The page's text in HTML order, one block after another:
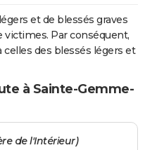
et de blessés graves
Par conséquent,
des blessés légers et
à Sainte-Gemme-
de l'Intérieur)